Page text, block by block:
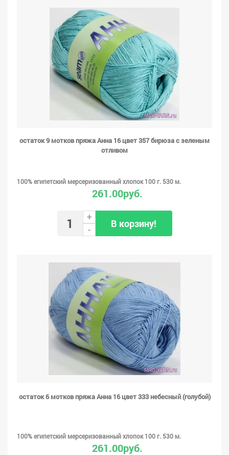
остаток 9 мотков пряжа Анна 16 цвет 357 бирюза с зеленым
отливом
100% египетский мерсеризованный хлопок 100 г. 530 м.
261.00руб.
+
-
В корзину!
остаток 6 мотков пряжа Анна 16 цвет 333 небесный (голубой)
100% египетский мерсеризованный хлопок 100 г. 530 м.
261.00руб.